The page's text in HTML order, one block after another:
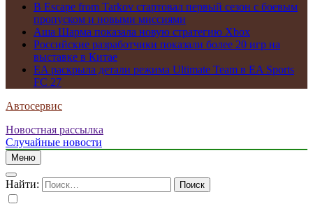
В Escape from Tarkov стартовал первый сезон с боевым
пропуском и новыми миссиями
Аша Шарма показала новую стратегию Xbox
Российские разработчики показали более 20 игр на
выставке в Китае
EA раскрыла детали режима Ultimate Team в EA Sports
FC 27
Автосервис
Новостная рассылка
Случайные новости
Меню
Найти: